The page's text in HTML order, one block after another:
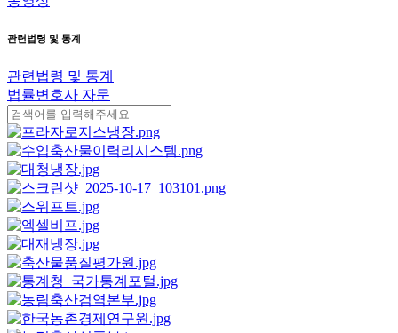
관련법령 및 통계
관련법령 및 통계
법률변호사 자문